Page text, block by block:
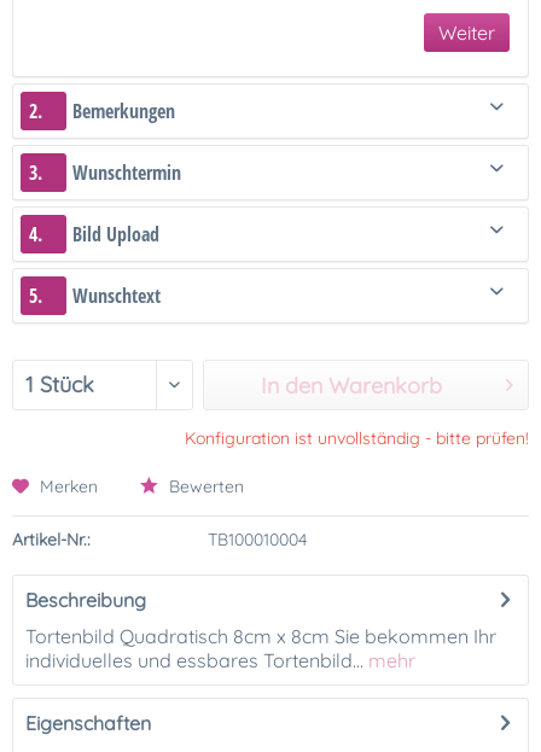
Weiter
2. Bemerkungen
3. Wunschtermin
4. Bild Upload
5. Wunschtext
In den Warenkorb
Konfiguration ist unvollständig - bitte prüfen!
Merken Bewerten
Artikel-Nr.: TB100010004
Beschreibung
Tortenbild Quadratisch 8cm x 8cm Sie bekommen Ihr
individuelles und essbares Tortenbild... mehr
Eigenschaften